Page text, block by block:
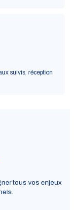
suivis, réception
tous vos enjeux